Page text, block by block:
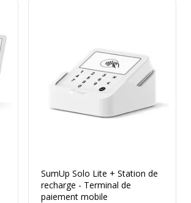
SumUp Solo Lite + Station de
recharge - Terminal de
paiement mobile